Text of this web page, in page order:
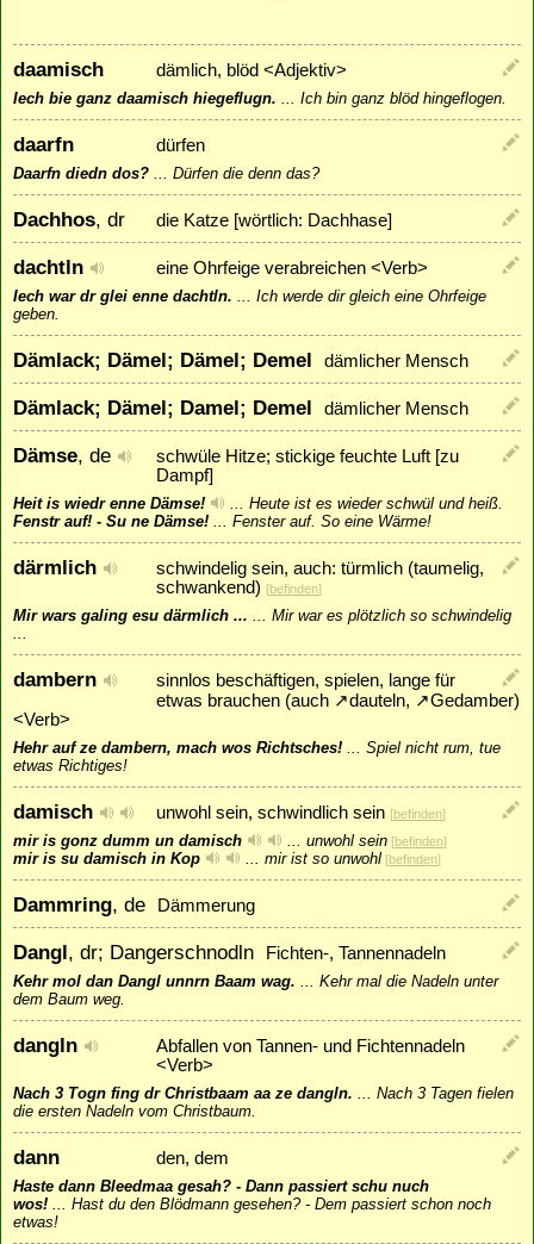
daamisch dämlich, blöd <Adjektiv>
Iech bie ganz daamisch hiegeflugn. Ich bin ganz blöd hingeflogen.
daarfn dürfen
Daarfn diedn dos? Dürfen die denn das?
Dachhos, dr die Katze [wörtlich: Dachhase]
dachtln eine Ohrfeige verabreichen <Verb>
Iech war dr glei enne dachtln.
Ich werde dir gleich eine Ohrfeige
geben.
Dämlack; Dämel; Dämel; Demel dämlicher Mensch
Dämlack; Dämel; Damel; Demel dämlicher Mensch
Dämse, de
schwüle Hitze; stickige feuchte Luft [zu
Dampf]
Heit is wiedr enne Dämse!
Heute ist es wieder schwül und heiß.
Fenstr auf! - Su ne Dämse!
Fenster auf. So eine Wärme!
därmlich
schwindelig sein, auch: türmlich (taumelig,
schwankend) [befinden]
Mir wars galing esu därmlich ...
Mir war es plötzlich so schwindelig
dambern
sinnlos beschäftigen, spielen, lange für
etwas brauchen (auch ↗dauteln, ↗Gedamber)
<Verb>
Hehr auf ze dambern, mach wos Richtsches!
Spiel nicht rum, tue
etwas Richtiges!
damisch unwohl sein, schwindlich sein [befinden]
mir is gonz dumm un damisch unwohl sein [befinden]
mir is su damisch in Kop mir ist so unwohl [befinden]
Dammring, de Dämmerung
Dangl, dr; Dangerschnodln Fichten-, Tannennadeln
Kehr mol dan Dangl unnrn Baam wag.
Kehr mal die Nadeln unter
dem Baum weg.
dangln
Abfallen von Tannen- und Fichtennadeln
<Verb>
Nach 3 Togn fing dr Christbaam aa ze dangln.
Nach 3 Tagen fielen
die ersten Nadeln vom Christbaum.
dann den, dem
Haste dann Bleedmaa gesah? - Dann passiert schu nuch
wos!
Hast du den Blödmann gesehen? - Dem passiert schon noch
etwas!